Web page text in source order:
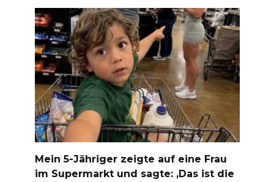
Mein 5-Jähriger zeigte auf eine Frau
im Supermarkt und sagte: ‚Das ist die